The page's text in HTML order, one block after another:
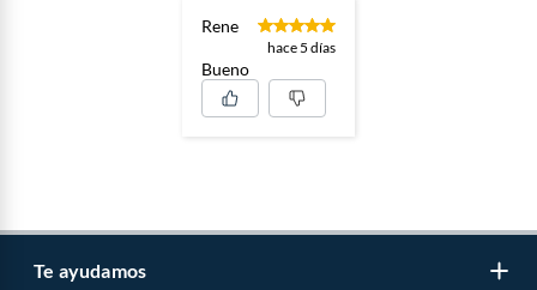
popular para áreas residenciales y comerciales donde la
Terrazas-Exterior
4.57 kg
Cuenta con biselado No
Rene
hace 5 días
Bueno
Te ayudamos